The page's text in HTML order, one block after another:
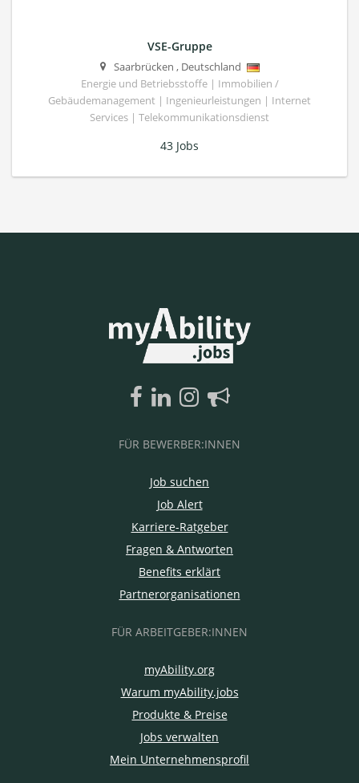
VSE-Gruppe
Saarbrücken , Deutschland
Energie und Betriebsstoffe | Immobilien /
Gebäudemanagement | Ingenieurleistungen | Internet
Services | Telekommunikationsdienst
43 Jobs
FÜR BEWERBER:INNEN
Job suchen
Job Alert
Karriere-Ratgeber
Fragen & Antworten
Benefits erklärt
Partnerorganisationen
FÜR ARBEITGEBER:INNEN
myAbility.org
Warum myAbility.jobs
Produkte & Preise
Jobs verwalten
Mein Unternehmensprofil